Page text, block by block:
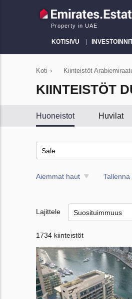
Property in UAE
KOTISIVU
Koti › Kiinteistöt
KIINTEISTÖT
Huoneistot Huvilat
Sale
Aiemmat haut Tallenna
Lajittele Suosituimmuus
1734 kiinteistöt